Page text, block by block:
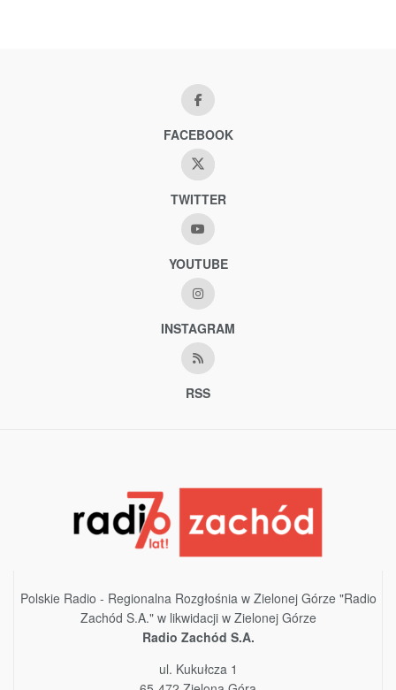
FACEBOOK
TWITTER
YOUTUBE
INSTAGRAM
RSS
Polskie Radio - Regionalna Rozgłośnia w Zielonej Górze "Radio
Zachód S.A." w likwidacji w Zielonej Górze
Radio Zachód S.A.
ul. Kukułcza 1